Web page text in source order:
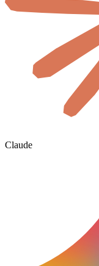
Claude